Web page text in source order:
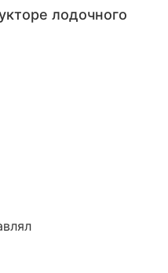
лодочного